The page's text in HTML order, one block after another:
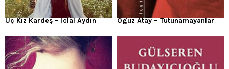
Üç Kız Kardeş – İclal Aydın Oguz Atay – Tutunamayanlar